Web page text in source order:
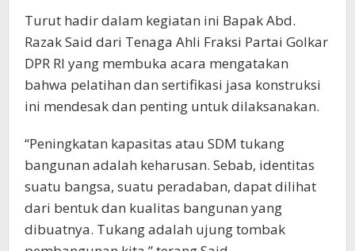
Turut hadir dalam kegiatan ini Bapak Abd.
Razak Said dari Tenaga Ahli Fraksi Partai Golkar
DPR RI yang membuka acara mengatakan
bahwa pelatihan dan sertifikasi jasa konstruksi
ini mendesak dan penting untuk dilaksanakan.
“Peningkatan kapasitas atau SDM tukang
bangunan adalah keharusan. Sebab, identitas
suatu bangsa, suatu peradaban, dapat dilihat
dari bentuk dan kualitas bangunan yang
dibuatnya. Tukang adalah ujung tombak